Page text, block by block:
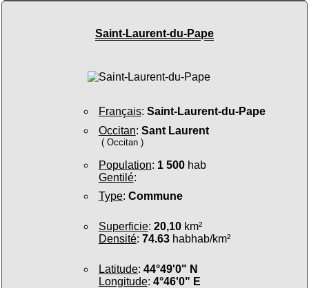
Saint-Laurent-du-Pape
Français: Saint-Laurent-du-Pape
Occitan: Sant Laurent
( Occitan )
Population: 1 500hab
Gentilé:
Type: Commune
Superficie: 20,10km²
Densité: 74.63habhab/km²
Latitude: 44°49'0" N
Longitude: 4°46'0" E